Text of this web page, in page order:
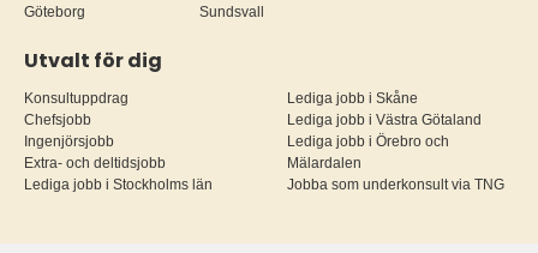
Göteborg
Sundsvall
Utvalt för dig
Konsultuppdrag
Chefsjobb
Ingenjörsjobb
Extra- och deltidsjobb
Lediga jobb i Stockholms län
Lediga jobb i Skåne
Lediga jobb i Västra Götaland
Lediga jobb i Örebro och
Mälardalen
Jobba som underkonsult via TNG